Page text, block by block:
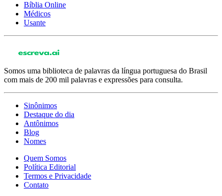
Bíblia Online
Médicos
Usante
Somos uma biblioteca de palavras da língua portuguesa do Brasil
com mais de 200 mil palavras e expressões para consulta.
Sinônimos
Destaque do dia
Antônimos
Blog
Nomes
Quem Somos
Política Editorial
Termos e Privacidade
Contato